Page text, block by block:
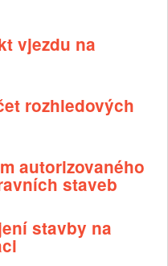
vjezdu na
rozhledových
autorizovaného
staveb
stavby na